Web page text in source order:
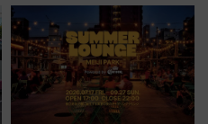
定1万5000枚】